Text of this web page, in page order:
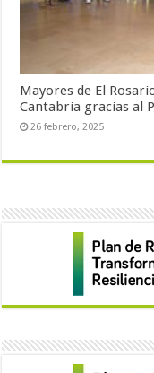
Mayores de El
Cantabria gracias al
26 febrero, 2025